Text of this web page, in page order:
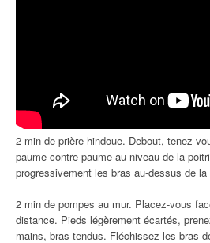
2 min de prière hindoue. Debout, tenez-
paume contre paume au niveau de la
progressivement les bras au-dessus de
2 min de pompes au mur. Placez-vous
distance. Pieds légèrement écartés,
mains, bras tendus. Fléchissez les bras